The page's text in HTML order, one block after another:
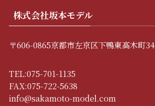
株式会社坂本モデル
〒606-0865京都市左京区下鴨東高木町34
TEL:075-701-1135
FAX:075-722-5638
info@sakamoto-model.com